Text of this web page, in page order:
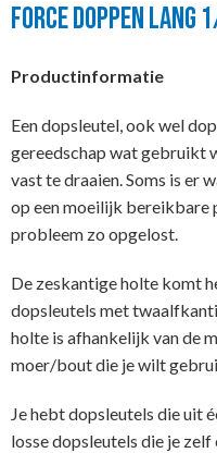
FORCE DOPPEN
Productinformatie
Een dopsleutel, ook wel
gereedschap wat gebruikt
vast te draaien. Soms is er
op een moeilijk bereikbare
probleem zo opgelost.
De zeskantige holte komt
dopsleutels met
holte is afhankelijk van de
moer/bout die je wilt
Je hebt dopsleutels die uit
losse dopsleutels die je